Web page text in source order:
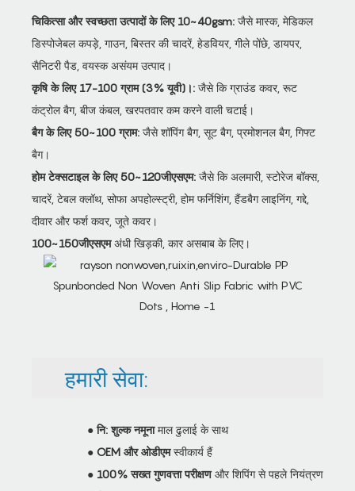
चिकित्सा और स्वच्छता उत्पादों के लिए 10~40gsm: जैसे मास्क, मेडिकल
डिस्पोजेबल कपड़े, गाउन, बिस्तर की चादरें, हेडवियर, गीले पोंछे, डायपर,
सैनिटरी पैड, वयस्क असंयम उत्पाद।
कृषि के लिए 17-100 ग्राम (3% यूवी)।: जैसे कि ग्राउंड कवर, रूट
कंट्रोल बैग, बीज कंबल, खरपतवार कम करने वाली चटाई।
बैग के लिए 50~100 ग्राम: जैसे शॉपिंग बैग, सूट बैग, प्रमोशनल बैग, गिफ्ट
बैग।
होम टेक्सटाइल के लिए 50~120जीएसएम: जैसे कि अलमारी, स्टोरेज बॉक्स,
चादरें, टेबल क्लॉथ, सोफा अपहोल्स्ट्री, होम फर्निशिंग, हैंडबैग लाइनिंग, गद्दे,
दीवार और फर्श कवर, जूते कवर।
100~150जीएसएमअंधी खिड़की, कार असबाब के लिए।
हमारी सेवा:
●नि: शुल्क नमूनामाल ढुलाई के साथ
● OEM और ओडीएमस्वीकार्य हैं
● 100% सख्त गुणवत्ता परीक्षणऔर शिपिंग से पहले नियंत्रण